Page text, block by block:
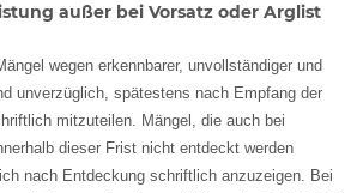
außer bei Vorsatz oder Arglist
wegen erkennbarer, unvollständiger und
unverzüglich, spätestens nach Empfang der
mitzuteilen. Mängel, die auch bei
dieser Frist nicht entdeckt werden
nach Entdeckung schriftlich anzuzeigen. Bei